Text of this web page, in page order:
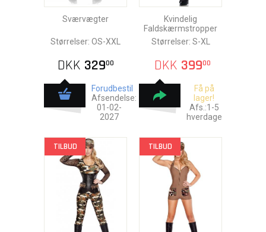
Sværvægter
Størrelser: OS-XXL
DKK 32900
Forudbestil
Afsendelse:
01-02-
2027
Kvindelig
Faldskærmstropper
Størrelser: S-XL
DKK 39900
Få på
lager!
Afs.:1-5
hverdage
TILBUD TILBUD